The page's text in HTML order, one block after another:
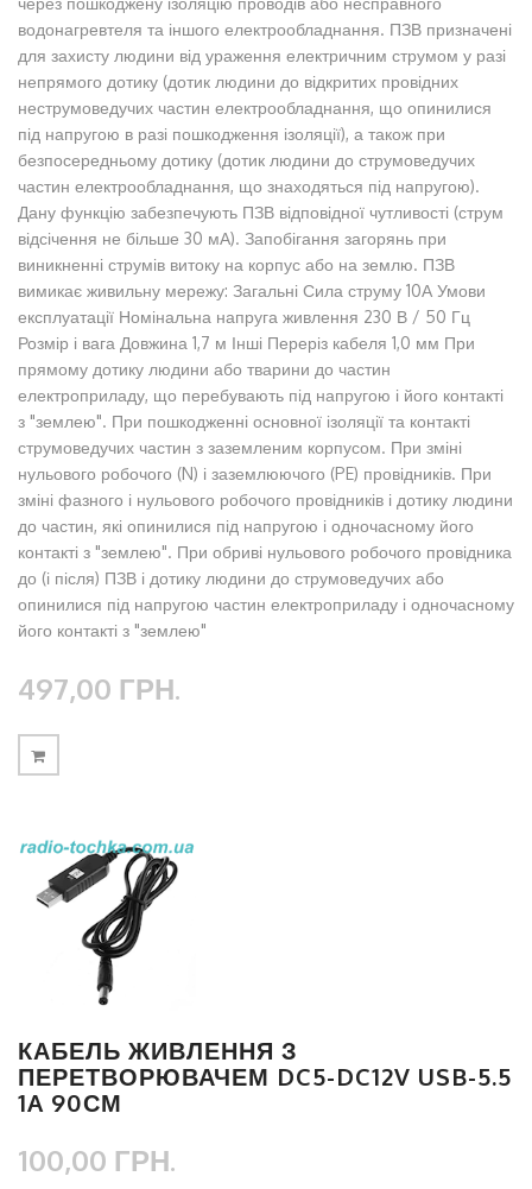
водонагревтеля та іншого електрообладнання. ПЗВ призначені
для захисту людини від ураження електричним струмом у разі
непрямого дотику (дотик людини до відкритих провідних
неструмоведучих частин електрообладнання, що опинилися
під напругою в разі пошкодження ізоляції), а також при
безпосередньому дотику (дотик людини до струмоведучих
частин електрообладнання, що знаходяться під напругою).
Дану функцію забезпечують ПЗВ відповідної чутливості (струм
відсічення не більше 30 мА). Запобігання загорянь при
виникненні струмів витоку на корпус або на землю. ПЗВ
вимикає живильну мережу: Загальні Сила струму 10А Умови
експлуатації Номінальна напруга живлення 230 В / 50 Гц
Розмір і вага Довжина 1,7 м Інші Переріз кабеля 1,0 мм При
прямому дотику людини або тварини до частин
електроприладу, що перебувають під напругою і його контакті
з "землею". При пошкодженні основної ізоляції та контакті
струмоведучих частин з заземленим корпусом. При зміні
нульового робочого (N) і заземлюючого (PE) провідників. При
зміні фазного і нульового робочого провідників і дотику людини
до частин, які опинилися під напругою і одночасному його
контакті з "землею". При обриві нульового робочого провідника
до (і після) ПЗВ і дотику людини до струмоведучих або
опинилися під напругою частин електроприладу і одночасному
його контакті з "землею"
497,00 ГРН.
КАБЕЛЬ ЖИВЛЕННЯ З
ПЕРЕТВОРЮВАЧЕМ DC5-DC12V USB-5.5
1A 90СМ
100,00 ГРН.